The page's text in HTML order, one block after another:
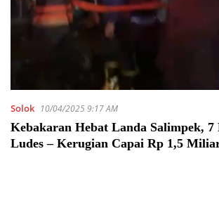
Solok 10/04/2025 9:17 AM
Kebakaran Hebat Landa Salimpek, 7
Ludes – Kerugian Capai Rp 1,5